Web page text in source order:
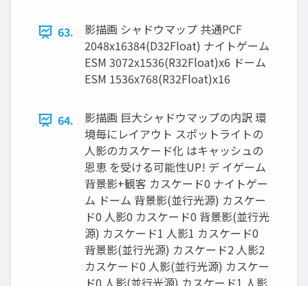
63.
影描画 シャドウマップ 共通PCF
2048x16384(D32Float) ナイトゲーム
ESM 3072x1536(R32Float)x6 ドーム
ESM 1536x768(R32Float)x16
64.
影描画 巨大シャドウマップの内訳 環
境毎にレイアウト スポットライトの
人影のカスケード化 はキャッシュの
恩恵 を受ける可能性UP! デ イゲーム
背景影+観客 カスケード0 ナイトゲー
ム ドーム 背景影(並行光源) カスケー
ド0 人影0 カスケード0 背景影(並行光
源) カスケード1 人影1 カスケード0
背景影(並行光源) カスケード2 人影2
カスケード0 人影(並行光源) カスケー